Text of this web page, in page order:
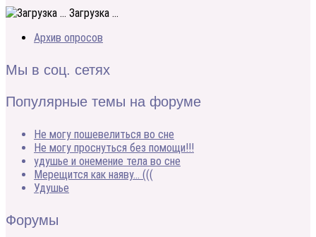
Загрузка ...
Архив опросов
Мы в соц. сетях
Популярные темы на форуме
Не могу пошевелиться во сне
Не могу проснуться без помощи!!!
удушье и онемение тела во сне
Мерещится как наяву… (((
Удушье
Форумы